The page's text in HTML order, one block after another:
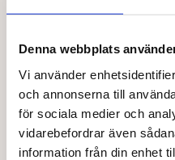
Denna webbplats
Vi använder
och annonserna till
för sociala medier och
vidarebefordrar även
information från din enhet
Mandelsmör stenmalet EKO 260 g
160,00 kr
Läs mer